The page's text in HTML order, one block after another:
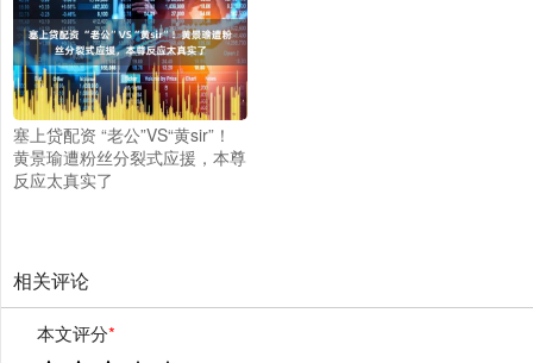
塞上贷配资 “老公”VS“黄sir”！
黄景瑜遭粉丝分裂式应援，本尊
反应太真实了
相关评论
本文评分*